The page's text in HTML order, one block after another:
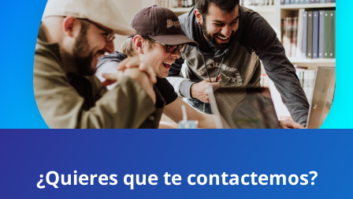
¿Quieres que te contactemos?